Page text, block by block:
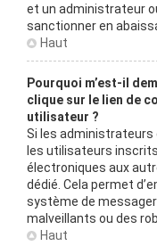
et un administrateur
sanctionner en
Haut
Pourquoi m’est-il
clique sur le lien de
utilisateur ?
Si les
les utilisateurs
électroniques aux
dédié. Cela permet
système de
malveillants ou des
Haut